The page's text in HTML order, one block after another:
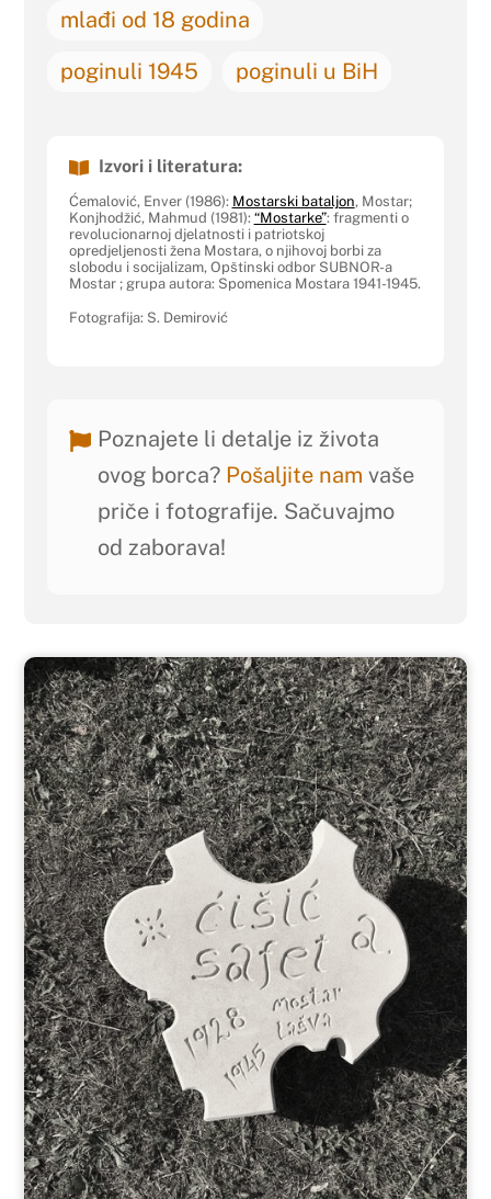
mlađi od 18 godina
poginuli 1945
poginuli u BiH
Izvori i literatura:
Ćemalović, Enver (1986): Mostarski bataljon, Mostar;
Konjhodžić, Mahmud (1981): “Mostarke”: fragmenti o
revolucionarnoj djelatnosti i patriotskoj
opredjeljenosti žena Mostara, o njihovoj borbi za
slobodu i socijalizam, Opštinski odbor SUBNOR-a
Mostar ; grupa autora: Spomenica Mostara 1941-1945.
Fotografija: S. Demirović
Poznajete li detalje iz života
ovog borca? Pošaljite nam vaše
priče i fotografije. Sačuvajmo
od zaborava!